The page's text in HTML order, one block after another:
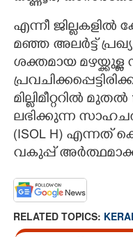
എന്നീ ജില്ലകളിൽ
മഞ്ഞ അലർട്ട്
ശക്തമായ
മില്ലിമീറ്ററിൽ മുതൽ
ലഭിക്കുന്ന
(ISOL H) എന്നത്
വകുപ്പ്
RELATED TOPICS: